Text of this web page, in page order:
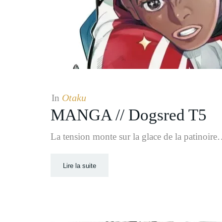
In Otaku
MANGA // Dogsred T5
La tension monte sur la glace de la
Lire la suite